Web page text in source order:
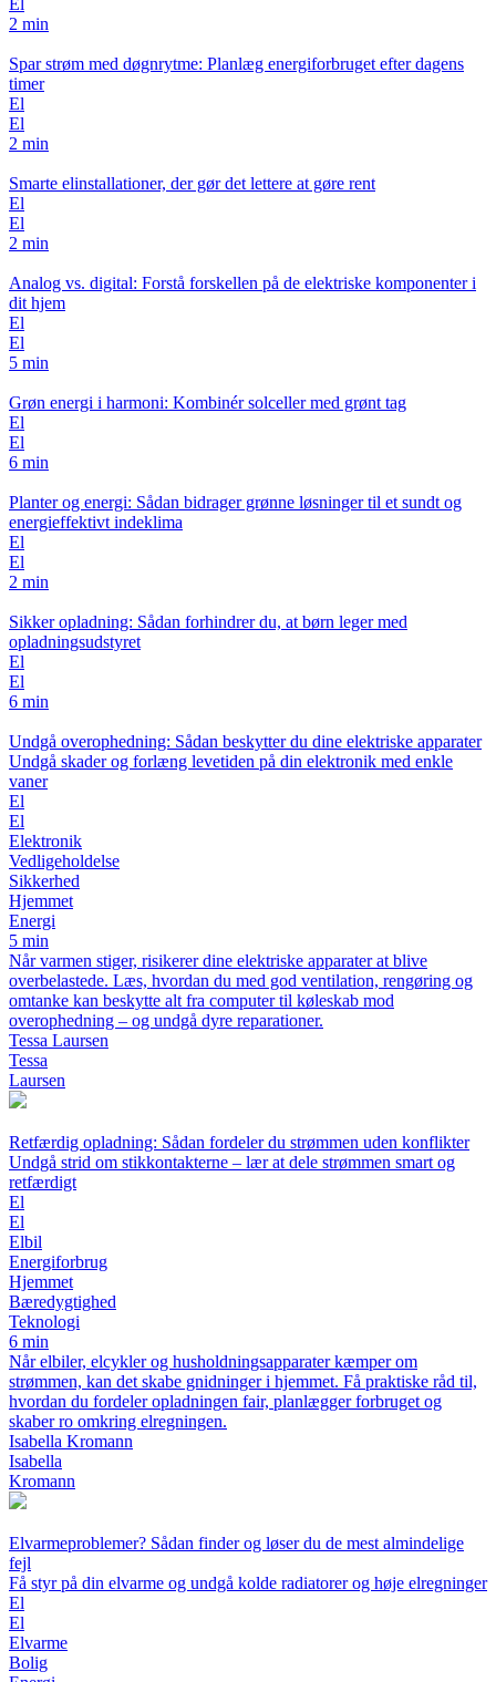
El
2 min
Spar strøm med døgnrytme: Planlæg energiforbruget efter dagens
timer
El
El
2 min
Smarte elinstallationer, der gør det lettere at gøre rent
El
El
2 min
Analog vs. digital: Forstå forskellen på de elektriske komponenter i
dit hjem
El
El
5 min
Grøn energi i harmoni: Kombinér solceller med grønt tag
El
El
6 min
Planter og energi: Sådan bidrager grønne løsninger til et sundt og
energieffektivt indeklima
El
El
2 min
Sikker opladning: Sådan forhindrer du, at børn leger med
opladningsudstyret
El
El
6 min
Undgå overophedning: Sådan beskytter du dine elektriske apparater
Undgå skader og forlæng levetiden på din elektronik med enkle
vaner
El
El
Elektronik
Vedligeholdelse
Sikkerhed
Hjemmet
Energi
5 min
Når varmen stiger, risikerer dine elektriske apparater at blive
overbelastede. Læs, hvordan du med god ventilation, rengøring og
omtanke kan beskytte alt fra computer til køleskab mod
overophedning – og undgå dyre reparationer.
Tessa Laursen
Tessa
Laursen
Retfærdig opladning: Sådan fordeler du strømmen uden konflikter
Undgå strid om stikkontakterne – lær at dele strømmen smart og
retfærdigt
El
El
Elbil
Energiforbrug
Hjemmet
Bæredygtighed
Teknologi
6 min
Når elbiler, elcykler og husholdningsapparater kæmper om
strømmen, kan det skabe gnidninger i hjemmet. Få praktiske råd til,
hvordan du fordeler opladningen fair, planlægger forbruget og
skaber ro omkring elregningen.
Isabella Kromann
Isabella
Kromann
Elvarmeproblemer? Sådan finder og løser du de mest almindelige
fejl
Få styr på din elvarme og undgå kolde radiatorer og høje elregninger
El
El
Elvarme
Bolig